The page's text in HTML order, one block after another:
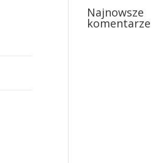
Najnowsze
komentarze